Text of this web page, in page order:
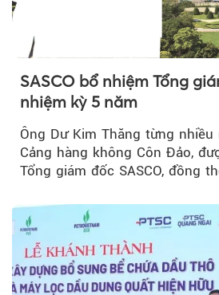
SASCO bổ nhiệm Tổng
nhiệm kỳ 5 năm
Ông Dư Kim Thăng từng nhiều
Cảng hàng không Côn Đảo,
Tổng giám đốc SASCO, đồng